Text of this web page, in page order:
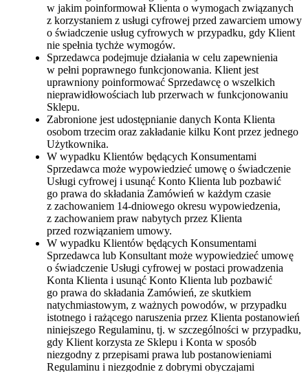
w jakim poinformował Klienta o wymogach związanych
z korzystaniem z usługi cyfrowej przed zawarciem umowy
o świadczenie usług cyfrowych w przypadku, gdy Klient
nie spełnia tychże wymogów.
Sprzedawca podejmuje działania w celu zapewnienia
w pełni poprawnego funkcjonowania. Klient jest
uprawniony poinformować Sprzedawcę o wszelkich
nieprawidłowościach lub przerwach w funkcjonowaniu
Sklepu.
Zabronione jest udostępnianie danych Konta Klienta
osobom trzecim oraz zakładanie kilku Kont przez jednego
Użytkownika.
W wypadku Klientów będących Konsumentami
Sprzedawca może wypowiedzieć umowę o świadczenie
Usługi cyfrowej i usunąć Konto Klienta lub pozbawić
go prawa do składania Zamówień w każdym czasie
z zachowaniem 14-dniowego okresu wypowiedzenia,
z zachowaniem praw nabytych przez Klienta
przed rozwiązaniem umowy.
W wypadku Klientów będących Konsumentami
Sprzedawca lub Konsultant może wypowiedzieć umowę
o świadczenie Usługi cyfrowej w postaci prowadzenia
Konta Klienta i usunąć Konto Klienta lub pozbawić
go prawa do składania Zamówień, ze skutkiem
natychmiastowym, z ważnych powodów, w przypadku
istotnego i rażącego naruszenia przez Klienta postanowień
niniejszego Regulaminu, tj. w szczególności w przypadku,
gdy Klient korzysta ze Sklepu i Konta w sposób
niezgodny z przepisami prawa lub postanowieniami
Regulaminu i niezgodnie z dobrymi obyczajami